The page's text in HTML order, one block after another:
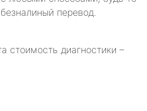
перевод.
стоимость диагностики –